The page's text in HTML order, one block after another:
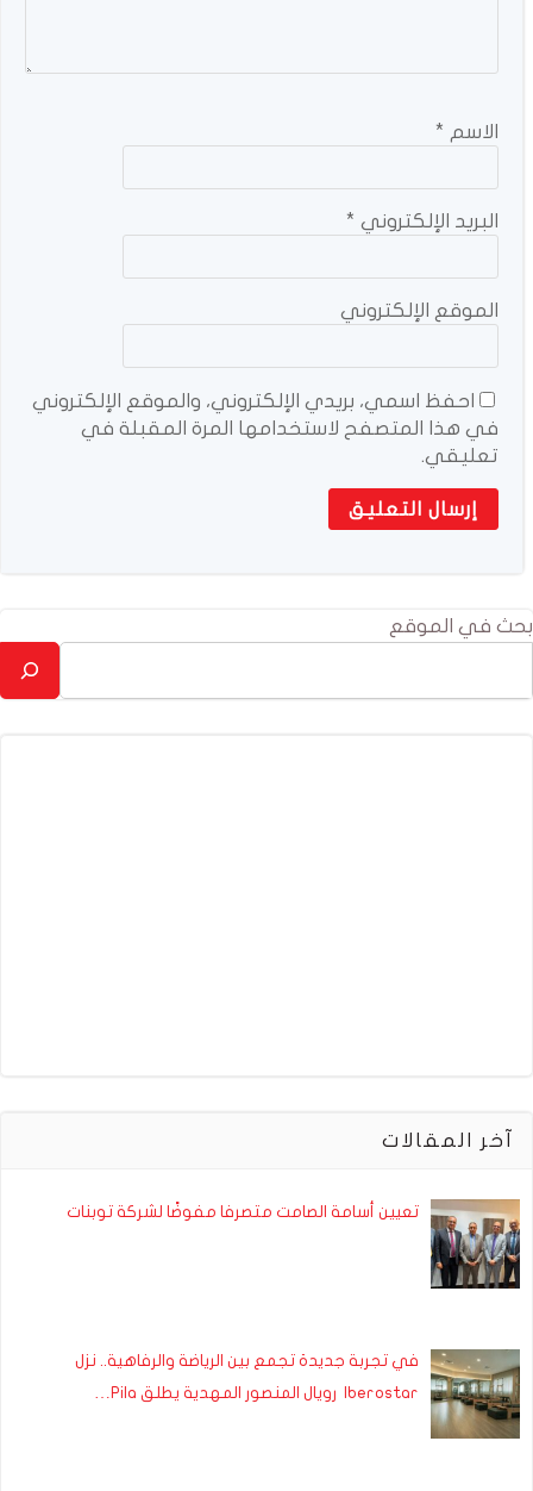
الاسم *
البريد الإلكتروني *
الموقع الإلكتروني
احفظ اسمي، بريدي الإلكتروني، والموقع الإلكتروني
في هذا المتصفح لاستخدامها المرة المقبلة في
تعليقي.
بحث في الموقع
آخر المقالات
تعيين أسامة الصامت متصرفا مفوضًا لشركة توبنات
في تجربة جديدة تجمع بين الرياضة والرفاهية.. نزل
Iberostar رويال المنصور المهدية يطلق Pila…